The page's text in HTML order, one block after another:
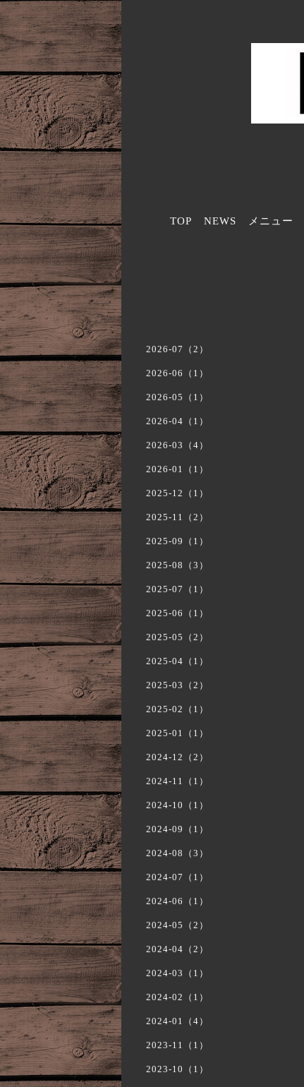
TOP NEWS メニュー
2026-07（2）
2026-06（1）
2026-05（1）
2026-04（1）
2026-03（4）
2026-01（1）
2025-12（1）
2025-11（2）
2025-09（1）
2025-08（3）
2025-07（1）
2025-06（1）
2025-05（2）
2025-04（1）
2025-03（2）
2025-02（1）
2025-01（1）
2024-12（2）
2024-11（1）
2024-10（1）
2024-09（1）
2024-08（3）
2024-07（1）
2024-06（1）
2024-05（2）
2024-04（2）
2024-03（1）
2024-02（1）
2024-01（4）
2023-11（1）
2023-10（1）